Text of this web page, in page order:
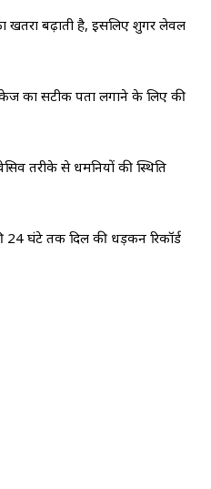
खतरा बढ़ाती है, इसलिए शुगर लेवल
का सटीक पता लगाने के लिए की
तरीके से धमनियों की स्थिति
24 घंटे तक दिल की धड़कन रिकॉर्ड